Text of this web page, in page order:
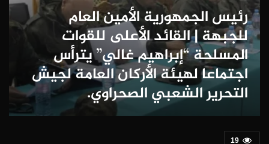
رئيس الجمهورية الأمين العام
للجبهة | القائد الأعلى للقوات
المسلحة “إبراهيم غالي” يترأس
اجتماعا لهيئة الأركان العامة لجيش
التحرير الشعبي الصحراوي.
19